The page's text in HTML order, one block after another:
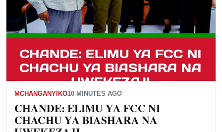
MCHANGANYIKO10 MINUTES AGO
CHANDE: ELIMU YA FCC NI
CHACHU YA BIASHARA NA